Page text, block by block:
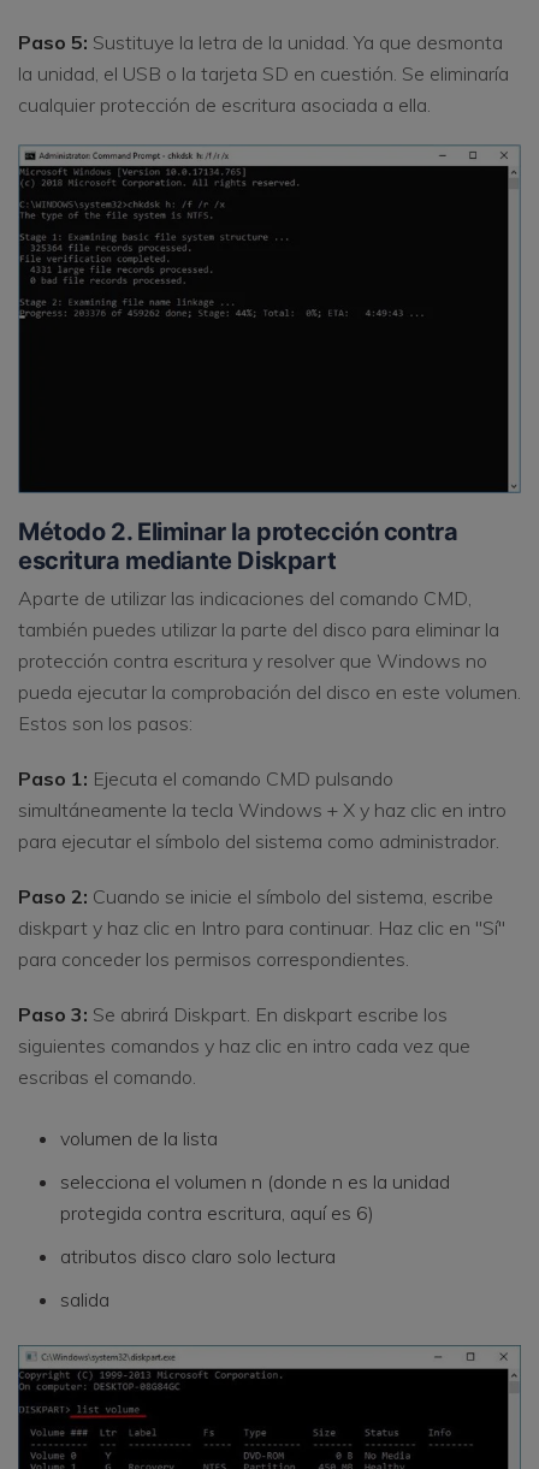
Paso 5: Sustituye la letra de la unidad. Ya que desmonta
la unidad, el USB o la tarjeta SD en cuestión. Se eliminaría
cualquier protección de escritura asociada a ella.
Método 2. Eliminar la protección contra
escritura mediante Diskpart
Aparte de utilizar las indicaciones del comando CMD,
también puedes utilizar la parte del disco para eliminar la
protección contra escritura y resolver que Windows no
pueda ejecutar la comprobación del disco en este volumen.
Estos son los pasos:
Paso 1: Ejecuta el comando CMD pulsando
simultáneamente la tecla Windows + X y haz clic en intro
para ejecutar el símbolo del sistema como administrador.
Paso 2: Cuando se inicie el símbolo del sistema, escribe
diskpart y haz clic en Intro para continuar. Haz clic en "Sí"
para conceder los permisos correspondientes.
Paso 3: Se abrirá Diskpart. En diskpart escribe los
siguientes comandos y haz clic en intro cada vez que
escribas el comando.
volumen de la lista
selecciona el volumen n (donde n es la unidad
protegida contra escritura, aquí es 6)
atributos disco claro solo lectura
salida